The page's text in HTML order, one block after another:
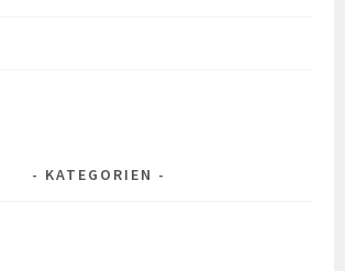
KATEGORIEN